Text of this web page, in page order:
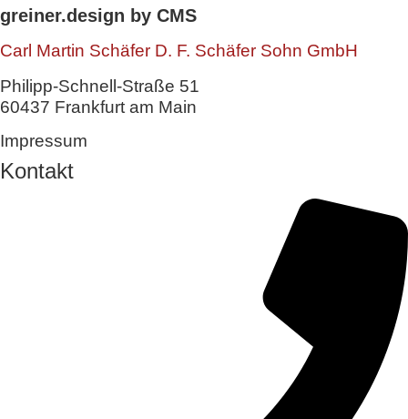
greiner.design by CMS
Carl Martin Schäfer D. F. Schäfer Sohn GmbH
Philipp-Schnell-Straße 51
60437 Frankfurt am Main
Impressum
Kontakt